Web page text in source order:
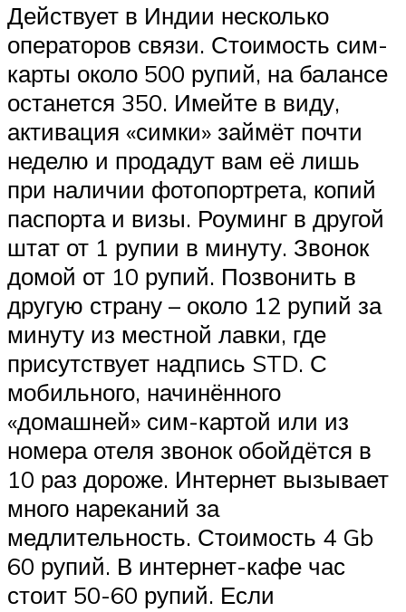
Действует в Индии несколько
операторов связи. Стоимость сим-
карты около 500 рупий, на балансе
останется 350. Имейте в виду,
активация «симки» займёт почти
неделю и продадут вам её лишь
при наличии фотопортрета, копий
паспорта и визы. Роуминг в другой
штат от 1 рупии в минуту. Звонок
домой от 10 рупий. Позвонить в
другую страну – около 12 рупий за
минуту из местной лавки, где
присутствует надпись STD. С
мобильного, начинённого
«домашней» сим-картой или из
номера отеля звонок обойдётся в
10 раз дороже. Интернет вызывает
много нареканий за
медлительность. Стоимость 4 Gb
60 рупий. В интернет-кафе час
стоит 50-60 рупий. Если